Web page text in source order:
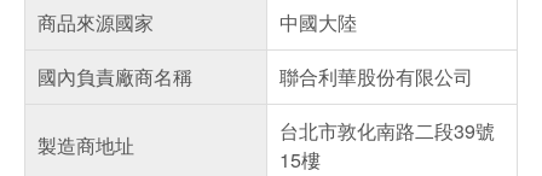
商品來源國家
中國大陸
國內負責廠商名稱
聯合利華股份有限公司
製造商地址
台北市敦化南路二段39號
15樓